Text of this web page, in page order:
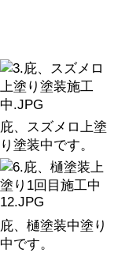
庇、スズメロ上塗
り塗装中です。
庇、樋塗装中塗り
中です。